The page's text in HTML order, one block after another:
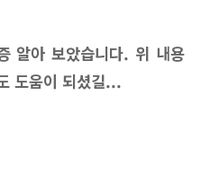
알아 보았습니다. 위 내용
도움이 되셨길...